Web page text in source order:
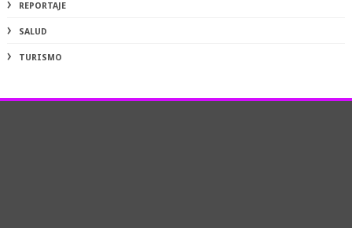
REPORTAJE
SALUD
TURISMO